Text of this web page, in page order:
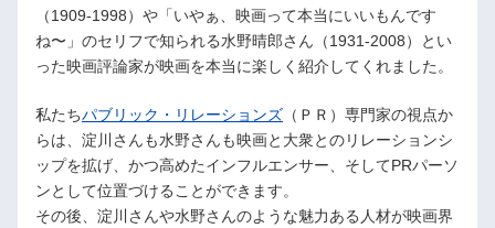
（1909-1998）や「いやぁ、映画って本当にいいもんです
ね〜」のセリフで知られる水野晴郎さん（1931-2008）とい
った映画評論家が映画を本当に楽しく紹介してくれました。
私たちパブリック・リレーションズ （ＰＲ）専門家の視点か
らは、淀川さんも水野さんも映画と大衆とのリレーションシ
ップを拡げ、かつ高めたインフルエンサー、そしてPRパーソ
ンとして位置づけることができます。
その後、淀川さんや水野さんのような魅力ある人材が映画界